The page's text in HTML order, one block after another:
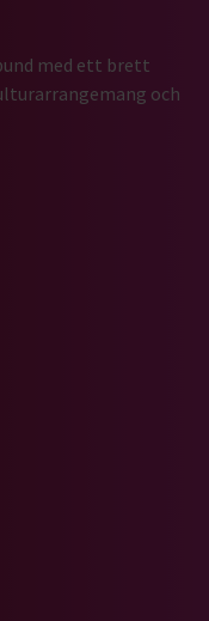
med ett brett
och
på